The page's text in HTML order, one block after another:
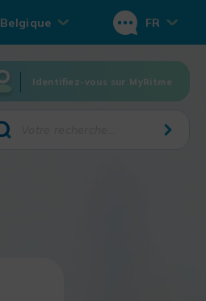
Belgique FR
Identifiez-vous sur MyRitme